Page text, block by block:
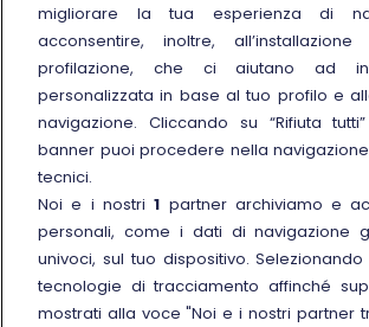
Sostenibilità
Trenitalia for Business
Manuale di Conservazione
Link esterno
Carriere
Link esterno
La Freccia Mag
Link esterno
Noleggia un treno charter
Viaggi di gruppo
migliorare la tua esperienza di
acconsentire, inoltre,
profilazione, che ci aiutano ad
personalizzata in base al tuo profilo e
navigazione. Cliccando su “Rifiuta
banner puoi procedere nella
tecnici.
Noi e i nostri1 partner archiviamo e
personali, come i dati di navigazione
univoci, sul tuo dispositivo.
tecnologie di tracciamento affinché
mostrati alla voce "Noi e i nostri partner